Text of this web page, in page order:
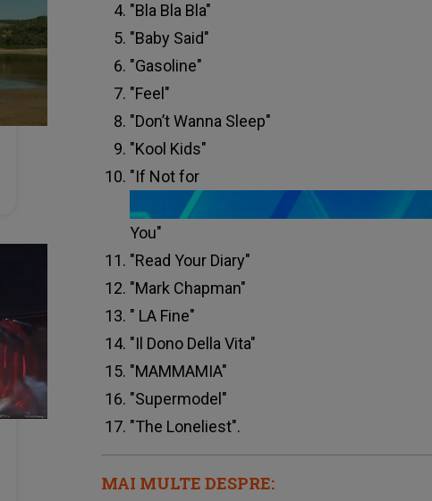
"Bla Bla Bla"
"Baby Said"
"Gasoline"
"Feel"
"Don’t Wanna Sleep"
"Kool Kids"
"If Not for
You"
"Read Your Diary"
"Mark Chapman"
" LA Fine"
"Il Dono Della Vita"
"MAMMAMIA"
"Supermodel"
"The Loneliest".
MAI MULTE DESPRE: